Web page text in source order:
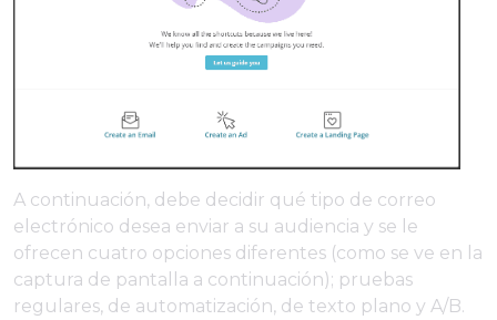
A continuación, debe decidir qué tipo de correo
electrónico desea enviar a su audiencia y se le
ofrecen cuatro opciones diferentes (como se ve en la
captura de pantalla a continuación); pruebas
regulares, de automatización, de texto plano y A/B.